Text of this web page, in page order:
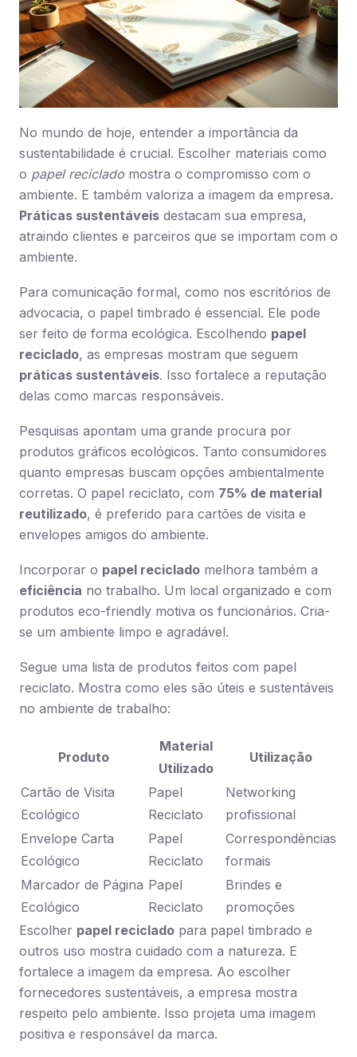
No mundo de hoje, entender a importância da
sustentabilidade é crucial. Escolher materiais como
o papel reciclado mostra o compromisso com o
ambiente. E também valoriza a imagem da empresa.
Práticas sustentáveis destacam sua empresa,
atraindo clientes e parceiros que se importam com o
ambiente.
Para comunicação formal, como nos escritórios de
advocacia, o papel timbrado é essencial. Ele pode
ser feito de forma ecológica. Escolhendo papel
reciclado, as empresas mostram que seguem
práticas sustentáveis. Isso fortalece a reputação
delas como marcas responsáveis.
Pesquisas apontam uma grande procura por
produtos gráficos ecológicos. Tanto consumidores
quanto empresas buscam opções ambientalmente
corretas. O papel reciclato, com 75% de material
reutilizado, é preferido para cartões de visita e
envelopes amigos do ambiente.
Incorporar o papel reciclado melhora também a
eficiência no trabalho. Um local organizado e com
produtos eco-friendly motiva os funcionários. Cria-
se um ambiente limpo e agradável.
Segue uma lista de produtos feitos com papel
reciclato. Mostra como eles são úteis e sustentáveis
no ambiente de trabalho:
Produto
Material
Utilizado
Utilização
Cartão de Visita
Ecológico
Papel
Reciclato
Networking
profissional
Envelope Carta
Ecológico
Papel
Reciclato
Correspondências
formais
Marcador de Página
Ecológico
Papel
Reciclato
Brindes e
promoções
Escolher papel reciclado para papel timbrado e
outros uso mostra cuidado com a natureza. E
fortalece a imagem da empresa. Ao escolher
fornecedores sustentáveis, a empresa mostra
respeito pelo ambiente. Isso projeta uma imagem
positiva e responsável da marca.